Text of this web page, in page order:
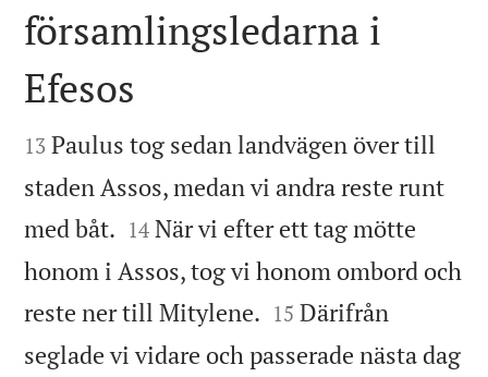

församlingsledarna i
Efesos

13 Paulus tog sedan landvägen över till
staden Assos, medan vi andra reste runt
med båt. 

14 När vi efter ett tag mötte
honom i Assos, tog vi honom ombord och
reste ner till Mitylene. 

15 Därifrån
seglade vi vidare och passerade nästa dag